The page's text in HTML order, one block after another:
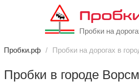
Пробки на
Пробки.рф Пробки на дорогах в
Пробки в городе